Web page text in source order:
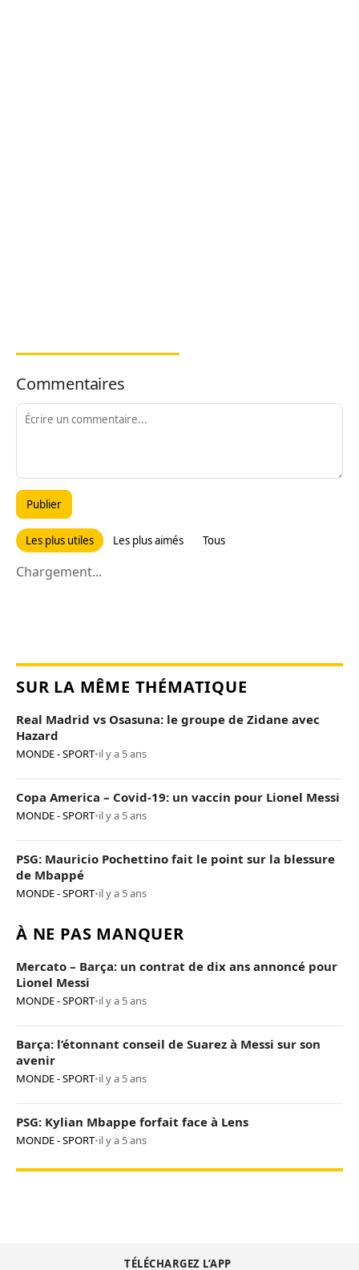
Commentaires
Publier
Les plus utiles Les plus aimés Tous
Chargement...
SUR LA MÊME THÉMATIQUE
Real Madrid vs Osasuna: le groupe de Zidane avec
Hazard
MONDE - SPORT•il y a 5 ans
Copa America – Covid-19: un vaccin pour Lionel Messi
MONDE - SPORT•il y a 5 ans
PSG: Mauricio Pochettino fait le point sur la blessure
de Mbappé
MONDE - SPORT•il y a 5 ans
À NE PAS MANQUER
Mercato – Barça: un contrat de dix ans annoncé pour
Lionel Messi
MONDE - SPORT•il y a 5 ans
Barça: l’étonnant conseil de Suarez à Messi sur son
avenir
MONDE - SPORT•il y a 5 ans
PSG: Kylian Mbappe forfait face à Lens
MONDE - SPORT•il y a 5 ans
TÉLÉCHARGEZ L’APP